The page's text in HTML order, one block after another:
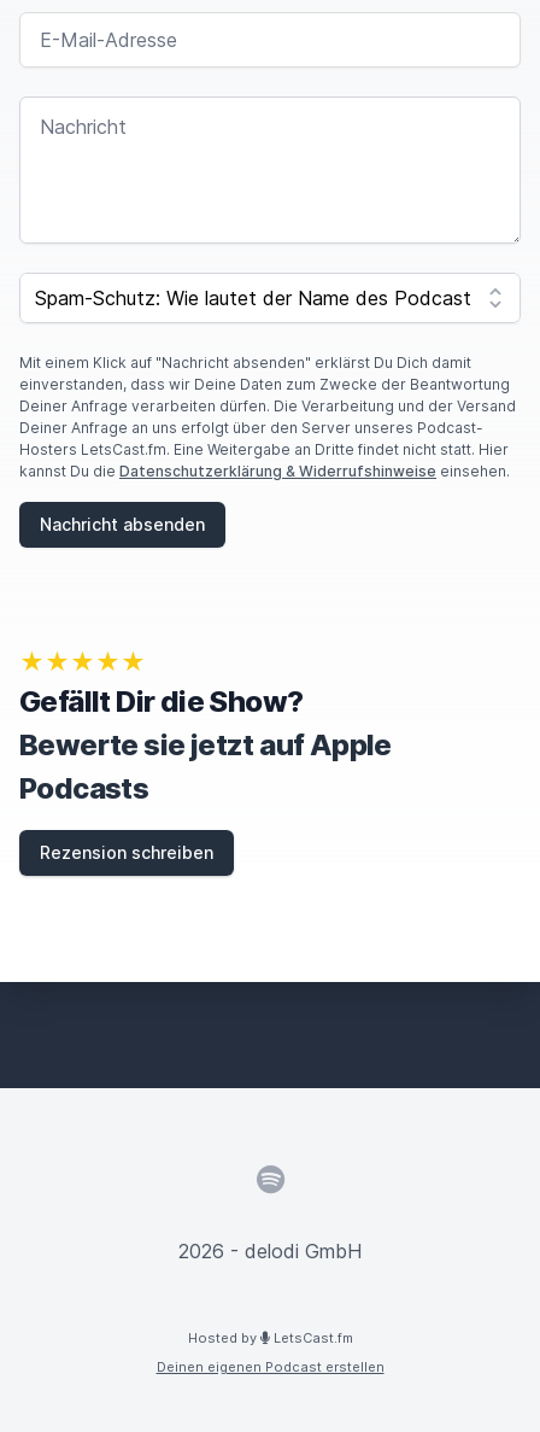
E-MAIL-ADRESSE
NACHRICHT
SPAM CAPTCHA
Mit einem Klick auf "Nachricht absenden" erklärst Du Dich damit
einverstanden, dass wir Deine Daten zum Zwecke der Beantwortung
Deiner Anfrage verarbeiten dürfen. Die Verarbeitung und der Versand
Deiner Anfrage an uns erfolgt über den Server unseres Podcast-
Hosters LetsCast.fm. Eine Weitergabe an Dritte findet nicht statt. Hier
kannst Du die Datenschutzerklärung & Widerrufshinweise einsehen.
Nachricht absenden
★★★★★
Gefällt Dir die Show?
Bewerte sie jetzt auf Apple
Podcasts
Rezension schreiben
Spotify
2026 - delodi GmbH
Hosted by
LetsCast.fm
Deinen eigenen Podcast erstellen